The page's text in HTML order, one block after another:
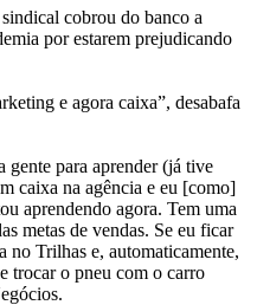
cobrou do banco a
por estarem prejudicando
e agora caixa”, desabafa
gente para aprender (já tive
caixa na agência e eu [como]
aprendendo agora. Tem uma
metas de vendas. Se eu ficar
no Trilhas e, automaticamente,
trocar o pneu com o carro